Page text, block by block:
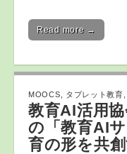
Read more →
MOOCS タブレット教育
教育AI活用
の「教育AI
育の形を共